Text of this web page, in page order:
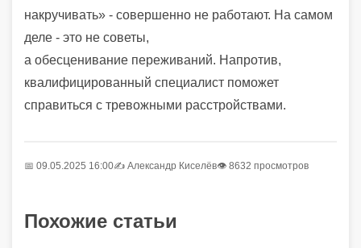
накручивать» - совершенно не работают. На самом
деле - это не советы,
а обесценивание переживаний. Напротив,
квалифицированный специалист поможет
справиться с тревожными расстройствами.
📅 09.05.2025 16:00✍️ Александр Киселёв👁 8632 просмотров
Похожие статьи